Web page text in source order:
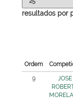
resultados por
Ordem
9
JOSE